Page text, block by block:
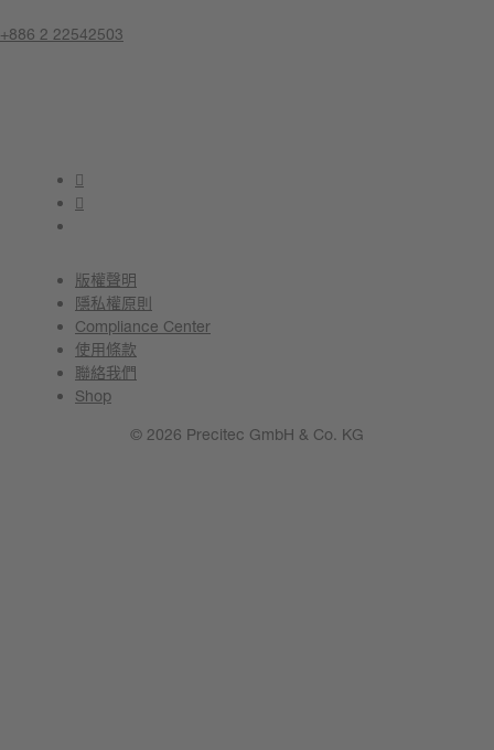
+886 2 22542503
版權聲明
隱私權原則
Compliance Center
使用條款
聯絡我們
Shop
© 2026 Precitec GmbH & Co. KG